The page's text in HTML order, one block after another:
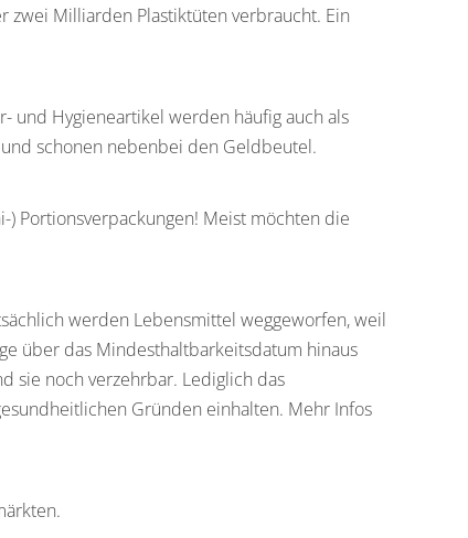
zwei Milliarden Plastiktüten verbraucht. Ein
und Hygieneartikel werden häufig auch als
schonen nebenbei den Geldbeutel.
) Portionsverpackungen! Meist möchten die
werden Lebensmittel weggeworfen, weil
über das Mindesthaltbarkeitsdatum hinaus
sie noch verzehrbar. Lediglich das
Gründen einhalten. Mehr Infos